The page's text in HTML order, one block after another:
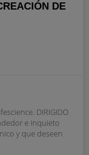
DE
DIRIGIDO
e inquieto
y que deseen